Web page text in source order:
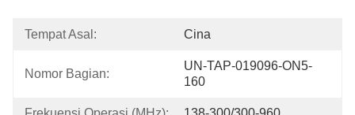
Tempat Asal: Cina
Nomor Bagian:
UN-TAP-019096-ON5-
160